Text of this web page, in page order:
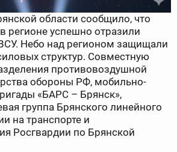
области сообщило, что
регионе успешно отразили
Небо над регионом защищали
структур. Совместную
противовоздушной
обороны РФ, мобильно-
«БАРС – Брянск»,
группа Брянского линейного
на транспорте и
Росгвардии по Брянской